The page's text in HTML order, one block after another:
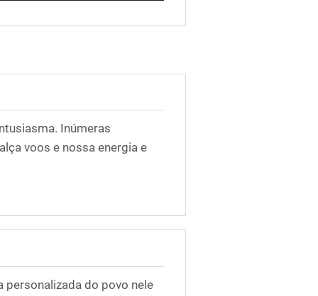
Inúmeras
voos e nossa energia e
personalizada do povo nele